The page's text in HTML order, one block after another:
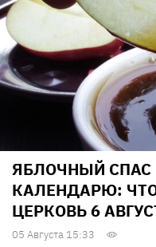
ЯБЛОЧНЫЙ СПАС
КАЛЕНДАРЮ:
ЦЕРКОВЬ 6
05 Августа 15:33